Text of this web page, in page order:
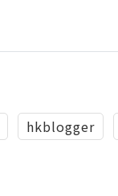
hkblogger